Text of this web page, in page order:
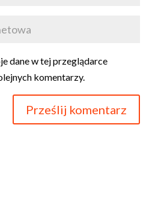
dane w tej przeglądarce
komentarzy.